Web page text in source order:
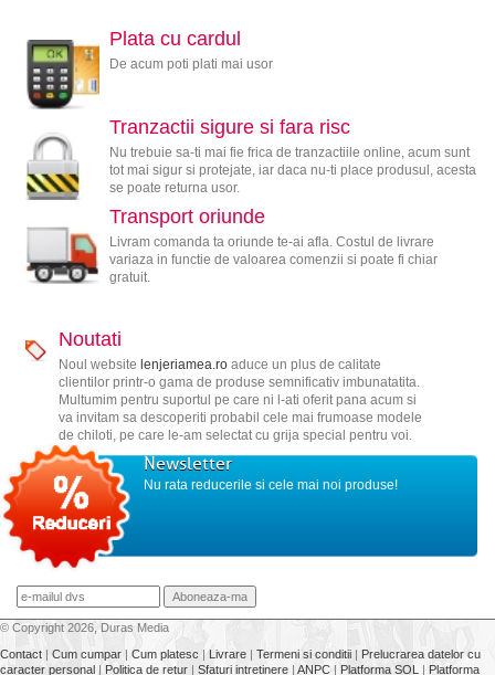
Plata cu cardul
De acum poti plati mai usor
Tranzactii sigure si fara risc
Nu trebuie sa-ti mai fie frica de tranzactiile online, acum sunt
tot mai sigur si protejate, iar daca nu-ti place produsul, acesta
se poate returna usor.
Transport oriunde
Livram comanda ta oriunde te-ai afla. Costul de livrare
variaza in functie de valoarea comenzii si poate fi chiar
gratuit.
Noutati
Noul website lenjeriamea.roaduce un plus de calitate
clientilor printr-o gama de produse semnificativ imbunatatita.
Multumim pentru suportul pe care ni l-ati oferit pana acum si
va invitam sa descoperiti probabil cele mai frumoase modele
de chiloti, pe care le-am selectat cu grija special pentru voi.
Newsletter
Nu rata reducerile si cele mai noi produse!
© Copyright 2026, Duras Media
Contact
Cum cumpar Cum platesc Livrare Termeni si conditii
Prelucrarea datelor cu
caracter personal
Politica de retur Sfaturi intretinere ANPC Platforma SOL Platforma